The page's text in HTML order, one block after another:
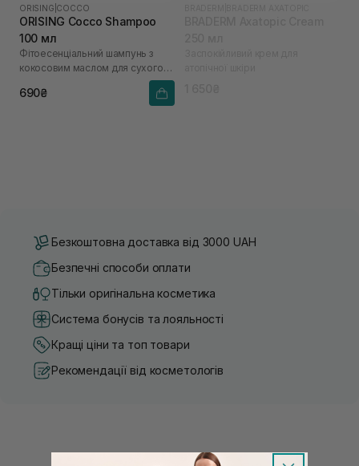
ORISING COCCO
ORISING Cocco Shampoo
100 мл
Фітоесенціальний шампунь з
кокосовим маслом для сухого
690₴
Безкоштовна доставка від 3000 UAH
Безпечні способи оплати
Тільки оригінальна косметика
Система бонусів та лояльності
Кращі ціни та топ товари
Рекомендації від косметологів